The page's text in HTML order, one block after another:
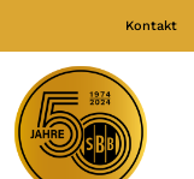
Kontakt